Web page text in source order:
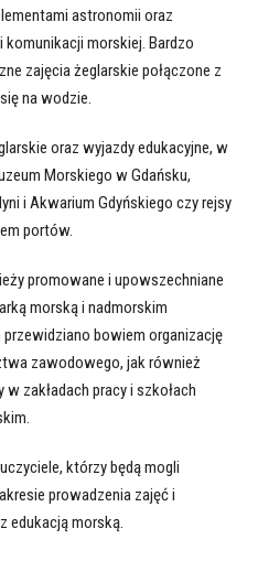
astronomii oraz
morskiej. Bardzo
zajęcia żeglarskie połączone z
na wodzie.
oraz wyjazdy edukacyjne, w
Morskiego w Gdańsku,
i Akwarium Gdyńskiego czy rejsy
portów.
promowane i upowszechniane
morską i nadmorskim
przewidziano bowiem organizację
zawodowego, jak również
zakładach pracy i szkołach
którzy będą mogli
prowadzenia zajęć i
edukacją morską.